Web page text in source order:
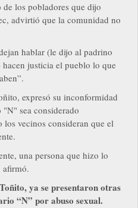
los pobladores que dijo
advirtió que la comunidad no
hablar (le dijo al padrino
justicia el pueblo lo que
expresó su inconformidad
sea considerado
vecinos consideran que el
una persona que hizo lo
afirmó.
ya se presentaron otras
“N” por abuso sexual.